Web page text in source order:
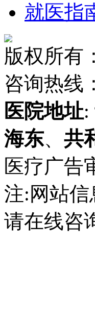
就医指
版权所有：
咨询热线
医院地址:
海东、 共
医疗广告
注:网站
请在线咨